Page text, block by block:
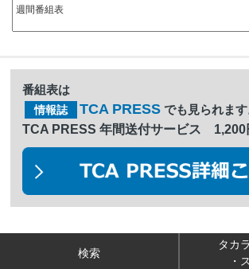
番組表は
情報誌 TCA PRESS でも見られます
TCA PRESS 年間送付サービス 1,200
検索
タカ
・